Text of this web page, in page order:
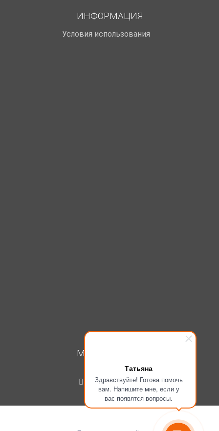
Татьяна
Здравствуйте! Готова помочь
вам. Напишите мне, если у
вас появятся вопросы.
ИНФОРМАЦИЯ
Условия использования
МОЙ КАБИНЕТ
Регистрация